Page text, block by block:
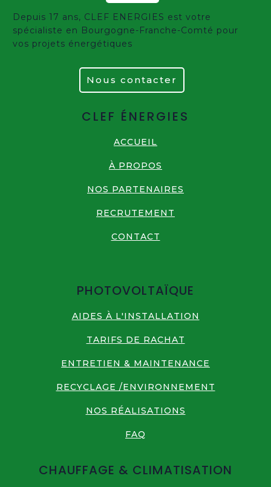
Depuis 17 ans, CLEF ENERGIES est votre
spécialiste en Bourgogne-Franche-Comté pour
vos projets énergétiques
Nous contacter
CLEF ÉNERGIES
ACCUEIL
À PROPOS
NOS PARTENAIRES
RECRUTEMENT
CONTACT
PHOTOVOLTAÏQUE
AIDES À L'INSTALLATION
TARIFS DE RACHAT
ENTRETIEN & MAINTENANCE
RECYCLAGE /ENVIRONNEMENT
NOS RÉALISATIONS
FAQ
CHAUFFAGE & CLIMATISATION